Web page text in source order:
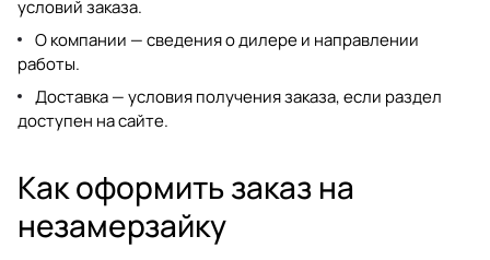
условий заказа.
О компании — сведения о дилере и направлении
работы.
Доставка— условия получения заказа, если раздел
доступен на сайте.
Как оформить заказ на
незамерзайку